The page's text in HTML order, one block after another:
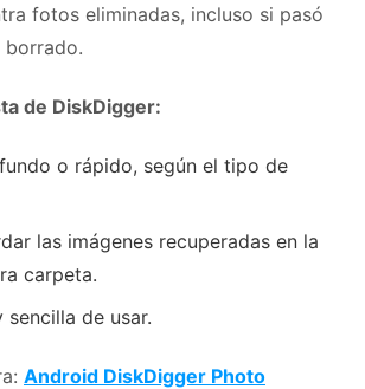
fotos eliminadas, incluso si pasó
borrado.
de DiskDigger:
o rápido, según el tipo de
las imágenes recuperadas en la
carpeta.
sencilla de usar.
Android DiskDigger Photo